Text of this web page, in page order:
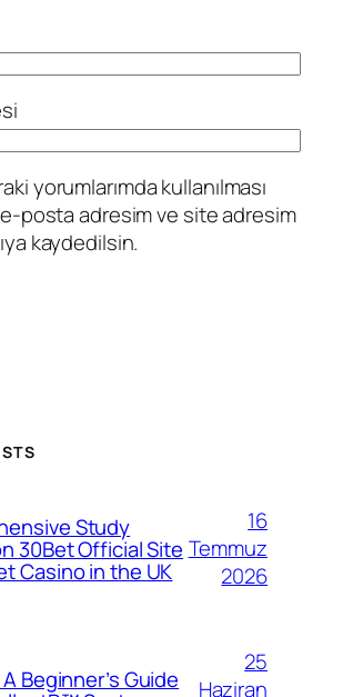
yorumlarımda kullanılması
e-posta adresim ve site adresim
kaydedilsin.
Study
30Bet Official Site
Casino in the UK
16
Temmuz
2026
Beginner’s Guide
25
Haziran